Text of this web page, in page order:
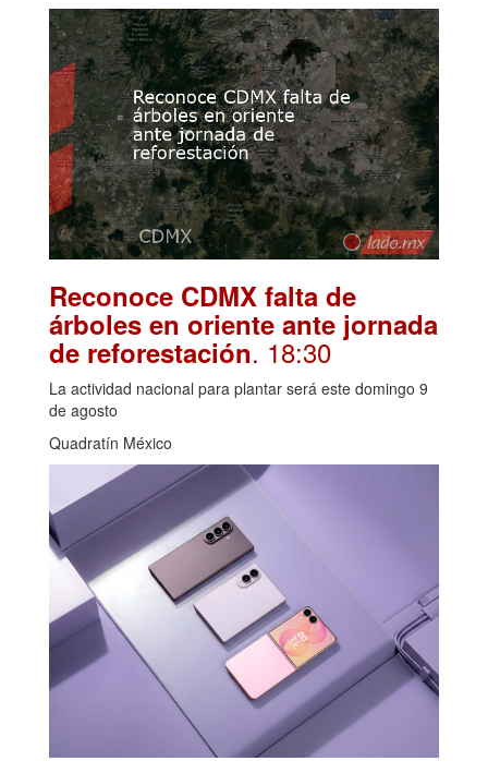
Reconoce CDMX falta de
árboles en oriente ante jornada
de reforestación. 18:30
La actividad nacional para plantar será este domingo 9
de agosto
Quadratín México